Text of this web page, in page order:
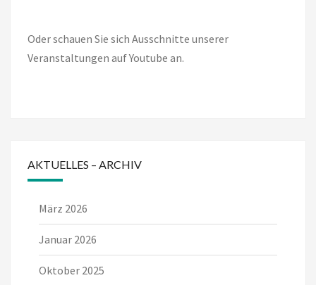
Oder schauen Sie sich Ausschnitte unserer
Veranstaltungen auf Youtube an.
AKTUELLES – ARCHIV
März 2026
Januar 2026
Oktober 2025